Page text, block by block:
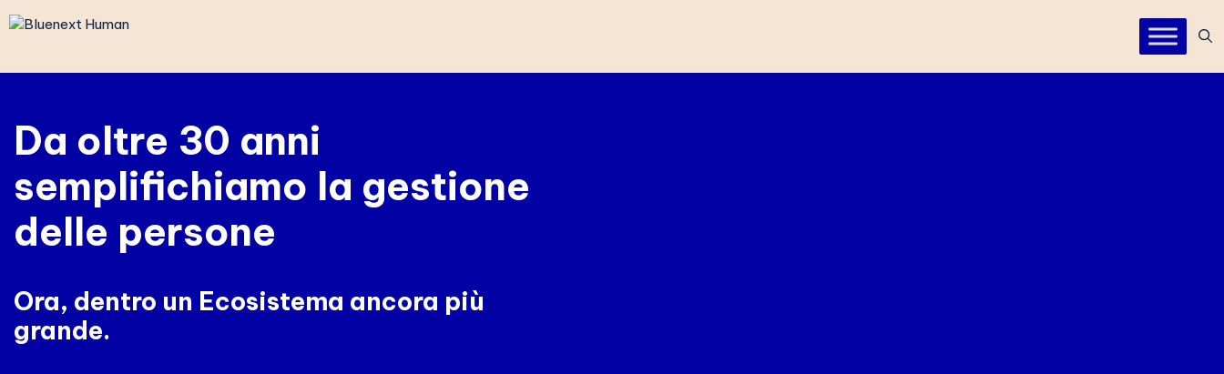
Vai
al
Da oltre 30 anni
semplifichiamo la gestione
delle persone
Ora, dentro un Ecosistema ancora più
grande.